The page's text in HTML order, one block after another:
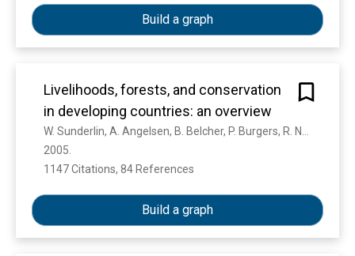
accelerated Benders decomposition algorithm
to quickly compute high quality solutions.
Build a graph
Livelihoods, forests, and conservation
in developing countries: an overview
2005.
1147 Citations, 84 References
Build a graph